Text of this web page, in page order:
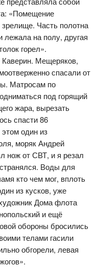
«Помещение
Часть полотна
на полу, другая
горел».
Мещеряков,
спасали от
Матросам по
под горящий
жара, вырезать
спасти 86
один из
моряк Андрей
нож от СВТ, и я резал
Воды для
кто чем мог, вплоть
из кусков, уже
Дома флота
и ещё
обороны бросились
телами гасили
обгорели, левая